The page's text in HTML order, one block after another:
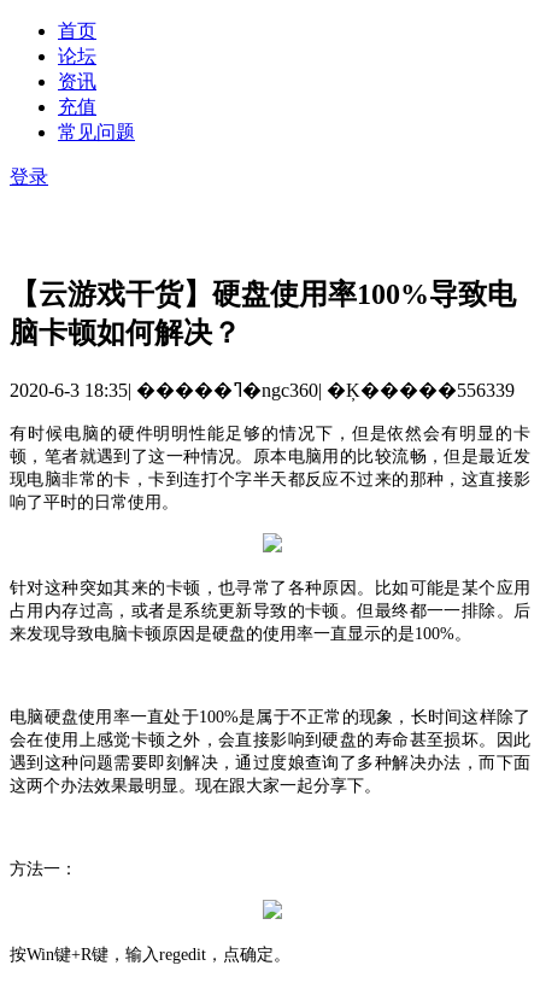
首页
论坛
资讯
充值
常见问题
登录
【云游戏干货】硬盘使用率100%导致电
脑卡顿如何解决？
2020-6-3 18:35| �����ߣ�ngc360| �Ķ�����556339
有时候电脑的硬件明明性能足够的情况下，但是依然会有明显的卡
顿，笔者就遇到了这一种情况。原本电脑用的比较流畅，但是最近发
现电脑非常的卡，卡到连打个字半天都反应不过来的那种，这直接影
响了平时的日常使用。
针对这种突如其来的卡顿，也寻常了各种原因。比如可能是某个应用
占用内存过高，或者是系统更新导致的卡顿。但最终都一一排除。后
来发现导致电脑卡顿原因是硬盘的使用率一直显示的是100%。
电脑硬盘使用率一直处于100%是属于不正常的现象，长时间这样除了
会在使用上感觉卡顿之外，会直接影响到硬盘的寿命甚至损坏。因此
遇到这种问题需要即刻解决，通过度娘查询了多种解决办法，而下面
这两个办法效果最明显。现在跟大家一起分享下。
方法一：
按Win键+R键，输入regedit，点确定。